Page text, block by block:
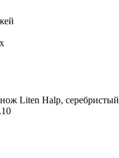
Liten Halp, серебристый